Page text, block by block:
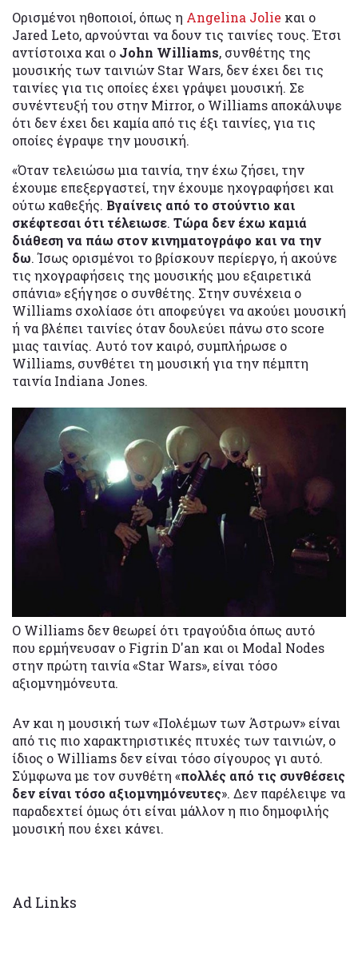
Ορισμένοι ηθοποιοί, όπως η Angelina Jolie και ο
Jared Leto, αρνούνται να δουν τις ταινίες τους. Έτσι
αντίστοιχα και ο John Williams, συνθέτης της
μουσικής των ταινιών Star Wars, δεν έχει δει τις
ταινίες για τις οποίες έχει γράψει μουσική. Σε
συνέντευξή του στην Mirror, ο Williams αποκάλυψε
ότι δεν έχει δει καμία από τις έξι ταινίες, για τις
οποίες έγραψε την μουσική.
«Όταν τελειώσω μια ταινία, την έχω ζήσει, την
έχουμε επεξεργαστεί, την έχουμε ηχογραφήσει και
ούτω καθεξής. Βγαίνεις από το στούντιο και
σκέφτεσαι ότι τέλειωσε. Τώρα δεν έχω καμιά
διάθεση να πάω στον κινηματογράφο και να την
δω. Ίσως ορισμένοι το βρίσκουν περίεργο, ή ακούνε
τις ηχογραφήσεις της μουσικής μου εξαιρετικά
σπάνια» εξήγησε ο συνθέτης. Στην συνέχεια ο
Williams σχολίασε ότι αποφεύγει να ακούει μουσική
ή να βλέπει ταινίες όταν δουλεύει πάνω στο score
μιας ταινίας. Αυτό τον καιρό, συμπλήρωσε ο
Williams, συνθέτει τη μουσική για την πέμπτη
ταινία Indiana Jones.
Ο Williams δεν θεωρεί ότι τραγούδια όπως αυτό
που ερμήνευσαν ο Figrin D'an και οι Modal Nodes
στην πρώτη ταινία «Star Wars», είναι τόσο
αξιομνημόνευτα.
Αν και η μουσική των «Πολέμων των Άστρων» είναι
από τις πιο χαρακτηριστικές πτυχές των ταινιών, ο
ίδιος ο Williams δεν είναι τόσο σίγουρος γι αυτό.
Σύμφωνα με τον συνθέτη «πολλές από τις συνθέσεις
δεν είναι τόσο αξιομνημόνευτες». Δεν παρέλειψε να
παραδεχτεί όμως ότι είναι μάλλον η πιο δημοφιλής
μουσική που έχει κάνει.
Ad Links